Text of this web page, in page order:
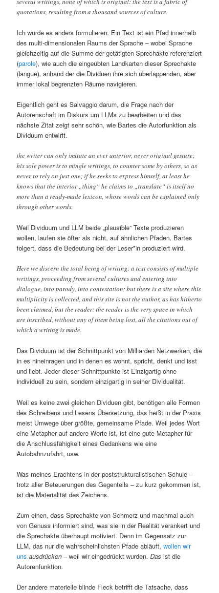
quotations, resulting from a thousand sources of culture.
Ich würde es anders formulieren: Ein Text ist ein Pfad innerhalb
des multi-dimensionalen Raums der Sprache – wobei Sprache
gleichzeitig auf die Summe der getätigten Sprechakte referenziert
(parole), wie auch die eingeübten Landkarten dieser Sprechakte
(langue), anhand der die Dividuen ihre sich überlappenden, aber
immer lokal begrenzten Räume navigieren.
Eigentlich geht es Salvaggio darum, die Frage nach der
Autorenschaft im Diskurs um LLMs zu bearbeiten und das
nächste Zitat zeigt sehr schön, wie Bartes die Autorfunktion als
Dividuum entwirft.
the writer can only imitate an ever anterior, never original gesture;
his sole power is to mingle writings, to counter some by others, so as
never to rely on just one; if he seeks to express himself, at least he
knows that the interior „thing“ he claims to „translate“ is itself no
more than a ready-made lexicon, whose words can be explained only
through other words.
Weil Dividuum und LLM beide „plausible“ Texte produzieren
wollen, laufen sie öfter als nicht, auf ähnlichen Pfaden. Bartes
folgert, dass die Bedeutung bei der Leser*in produziert wird.
Here we discern the total being of writing: a text consists of multiple
writings, proceeding from several cultures and entering into
dialogue, into parody, into contestation; but there is a site where this
multiplicity is collected, and this site is not the author, as has hitherto
been claimed, but the reader: the reader is the very space in which
are inscribed, without any of them being lost, all the citations out of
which a writing is made.
Das Dividuum ist der Schnittpunkt von Milliarden Netzwerken, die
in es hineinragen und in denen es wohnt, spricht, denkt und isst
und liebt. Jeder dieser Schnittpunkte ist Einzigartig ohne
individuell zu sein, sondern einzigartig in seiner Dividualität.
Weil es keine zwei gleichen Dividuen gibt, benötigen alle Formen
des Schreibens und Lesens Übersetzung, das heißt in der Praxis
meist Umwege über größte, gemeinsame Pfade. Weil jedes Wort
eine Metapher auf andere Worte ist, ist eine gute Metapher für
die Anschlussfähigkeit eines Gedankens wie eine
Autobahnzufahrt, usw.
Was meines Erachtens in der poststrukturalistischen Schule –
trotz aller Beteuerungen des Gegenteils – zu kurz gekommen ist,
ist die Materialität des Zeichens.
Zum einen, dass Sprechakte von Schmerz und machmal auch
von Genuss informiert sind, was sie in der Realität verankert und
die Sprechakte überhaupt motiviert. Denn im Gegensatz zur
LLM, das nur die wahrscheinlichsten Pfade abläuft,wollen wir
uns ausdrücken – weil wir eingedrückt wurden.Das ist die
Autorenfunktion.
Der andere materielle blinde Fleck betrifft die Tatsache, dass